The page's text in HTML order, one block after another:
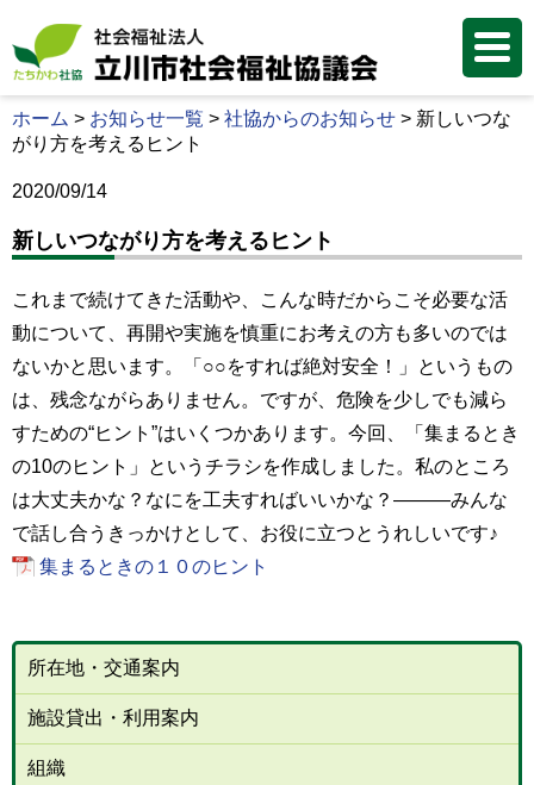
所在地・交通案内
施設貸出・利用案内
組織
ホーム > お知らせ一覧 > 社協からのお知らせ > 新しいつな
がり方を考えるヒント
2020/09/14
新しいつながり方を考えるヒント
これまで続けてきた活動や、こんな時だからこそ必要な活
動について、再開や実施を慎重にお考えの方も多いのでは
ないかと思います。「○○をすれば絶対安全！」というもの
は、残念ながらありません。ですが、危険を少しでも減ら
すための“ヒント”はいくつかあります。今回、「集まるとき
の10のヒント」というチラシを作成しました。私のところ
は大丈夫かな？なにを工夫すればいいかな？―――みんな
で話し合うきっかけとして、お役に立つとうれしいです♪
集まるときの１０のヒント